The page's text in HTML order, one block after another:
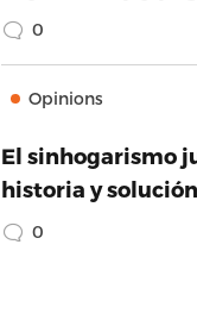
0
Opinions
El sinhogarismo
historia y solución
0